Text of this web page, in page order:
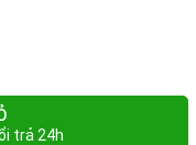
trả 24h